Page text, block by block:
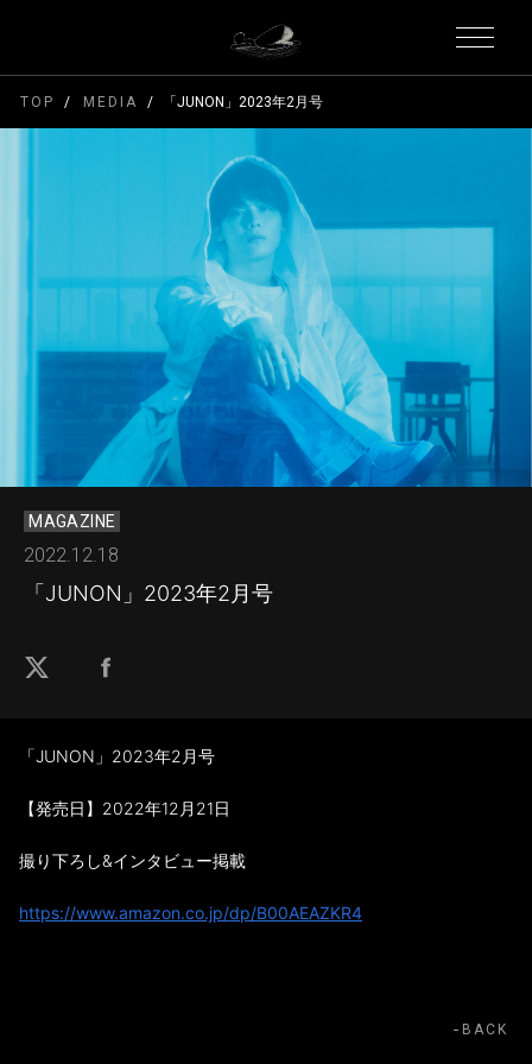
TOP MEDIA 「JUNON」2023年2月号
MAGAZINE
2022.12.18
「JUNON」2023年2月号
「JUNON」2023年2月号
【発売日】2022年12月21日
撮り下ろし&インタビュー掲載
https://www.amazon.co.jp/dp/B00AEAZKR4
BACK